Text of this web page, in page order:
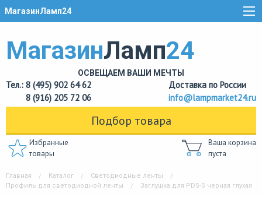
МагазинЛамп24
МагазинЛамп24
ОСВЕЩАЕМ ВАШИ МЕЧТЫ
Тел.: 8 (495) 902 64 62
8 (916) 205 72 06
Доставка по России
info@lampmarket24.ru
Подбор товара
Избранные
товары
Ваша корзина
пуста
Главная Каталог
Светодиодные ленты
Профиль для светодиодной ленты
Заглушка для PDS-S черная глухая